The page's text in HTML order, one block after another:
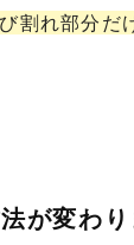
割れ部分だ
が変わり